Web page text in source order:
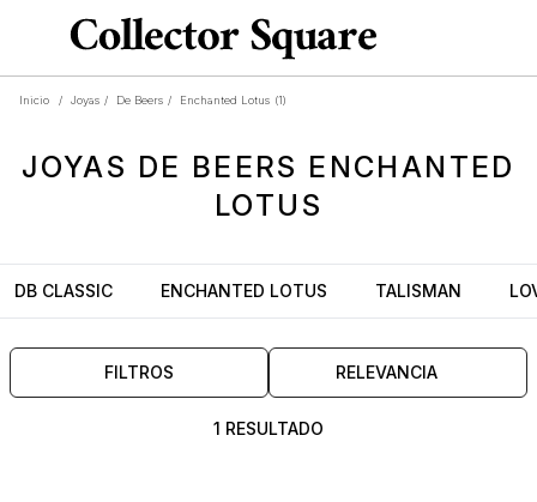
Inicio / Joyas / De Beers / Enchanted Lotus (1)
JOYAS DE BEERS ENCHANTED
LOTUS
DB CLASSIC ENCHANTED LOTUS TALISMAN
FILTROS RELEVANCIA
1 RESULTADO